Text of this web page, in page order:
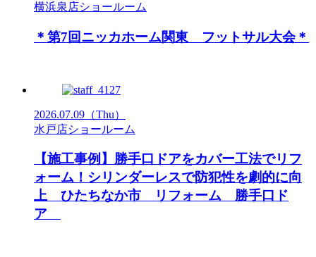
横浜泉店ショールーム
＊第7回ニッカホーム関東 フットサル大会＊
2026.07.09 （Thu）
水戸店ショールーム
【施工事例】勝手口ドアをカバー工法でリフ
ォーム！シリンダーレスで防犯性を劇的に向
上 ひたちなか市 リフォーム 勝手口ド
ア